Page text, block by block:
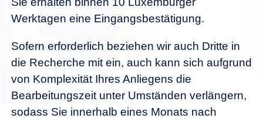
Werktagen eine Eingangsbestätigung.
Sofern erforderlich beziehen wir auch Dritte in
die Recherche mit ein, auch kann sich aufgrund
von Komplexität Ihres Anliegens die
Bearbeitungszeit unter Umständen verlängern,
sodass Sie innerhalb eines Monats nach